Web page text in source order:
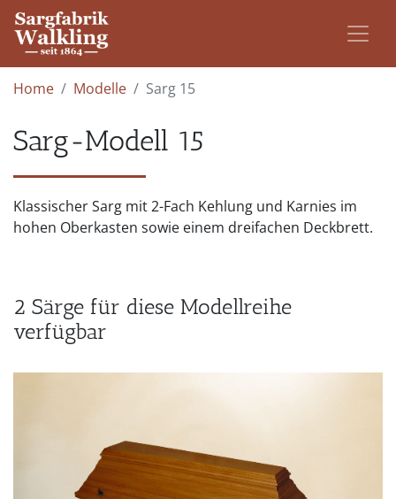
Home Modelle Sarg 15
Sarg-Modell 15
Klassischer Sarg mit 2-Fach Kehlung und Karnies im
hohen Oberkasten sowie einem dreifachen Deckbrett.
2 Särge für diese Modellreihe
verfügbar